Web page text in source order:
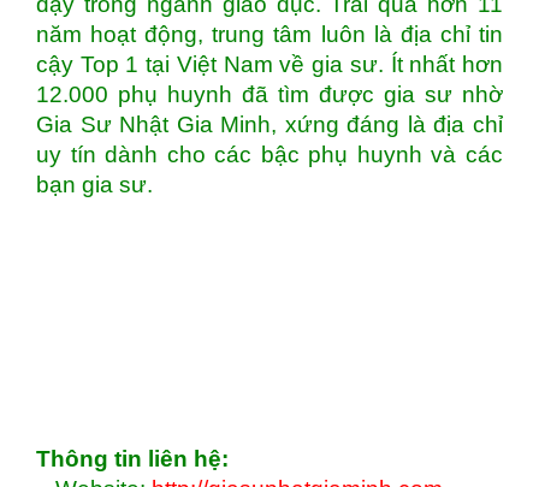
năm hoạt động, trung tâm luôn là địa chỉ tin
cậy Top 1 tại Việt Nam về gia sư. Ít nhất hơn
12.000 phụ huynh đã tìm được gia sư nhờ
Gia Sư Nhật Gia Minh, xứng đáng là địa chỉ
uy tín dành cho các bậc phụ huynh và các
bạn gia sư.
Thông tin liên hệ: